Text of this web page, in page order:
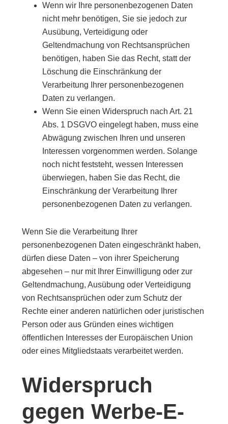
Wenn wir Ihre personenbezogenen Daten
nicht mehr benötigen, Sie sie jedoch zur
Ausübung, Verteidigung oder
Geltendmachung von Rechtsansprüchen
benötigen, haben Sie das Recht, statt der
Löschung die Einschränkung der
Verarbeitung Ihrer personenbezogenen
Daten zu verlangen.
Wenn Sie einen Widerspruch nach Art. 21
Abs. 1 DSGVO eingelegt haben, muss eine
Abwägung zwischen Ihren und unseren
Interessen vorgenommen werden. Solange
noch nicht feststeht, wessen Interessen
überwiegen, haben Sie das Recht, die
Einschränkung der Verarbeitung Ihrer
personenbezogenen Daten zu verlangen.
Wenn Sie die Verarbeitung Ihrer
personenbezogenen Daten eingeschränkt haben,
dürfen diese Daten – von ihrer Speicherung
abgesehen – nur mit Ihrer Einwilligung oder zur
Geltendmachung, Ausübung oder Verteidigung
von Rechtsansprüchen oder zum Schutz der
Rechte einer anderen natürlichen oder juristischen
Person oder aus Gründen eines wichtigen
öffentlichen Interesses der Europäischen Union
oder eines Mitgliedstaats verarbeitet werden.
Widerspruch
gegen Werbe-E-